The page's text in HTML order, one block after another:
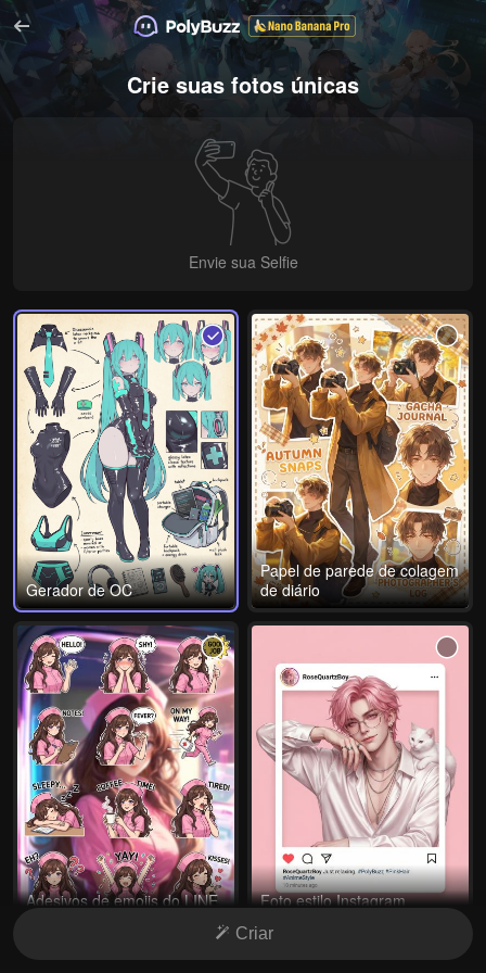
Crie suas fotos únicas
Envie sua Selfie
Gerador de OC
Papel de parede de colagem
de diário
Adesivos de emojis do LINE Foto estilo Instagram
Criar